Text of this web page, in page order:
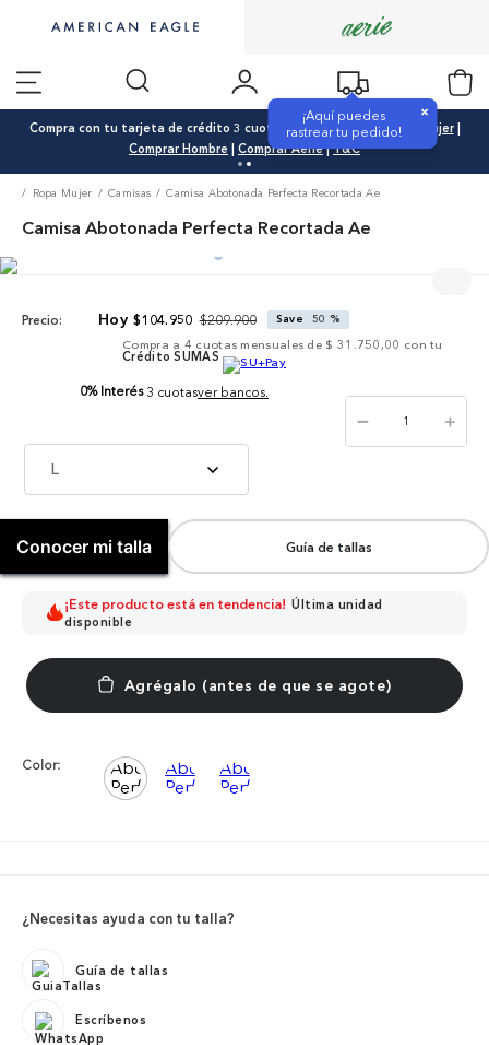
¡Aquí puedes
rastrear tu pedido!
×
Compra con tu tarjeta de crédito 3 cuotas 0% interés |Comprar Mujer|
Comprar Hombre | Comprar Aerie|T&C
Ropa Mujer Camisas Camisa Abotonada Perfecta Recortada Ae
Camisa Abotonada Perfecta Recortada Ae
Precio: $104. 950 $209.900 Save 50 %
Compra a 4 cuotas mensuales de $ 31.750,00 con tu
Crédito SUMAS
0% Interés 3 cuotasver bancos.
L
＋
－
Conocer mi talla Guía de tallas
¡Este producto está en tendencia! Última unidad
disponible
Color:
¿Necesitas ayuda con tu talla?
Guía de tallas
Escríbenos